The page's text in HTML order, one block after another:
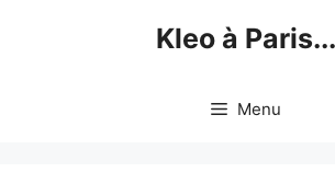
Kleo à Paris...
Menu